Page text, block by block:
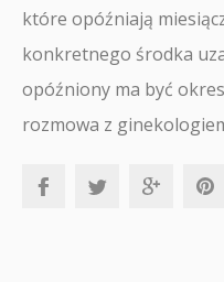
które opóźniają
konkretnego środka
opóźniony ma być
rozmowa z